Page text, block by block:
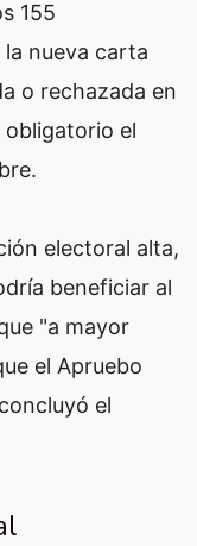
155
nueva carta
o rechazada en
el
electoral alta,
beneficiar al
"a mayor
el Apruebo
el